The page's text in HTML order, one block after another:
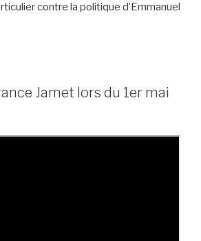
contre la politique d’Emmanuel
Jamet lors du 1er mai